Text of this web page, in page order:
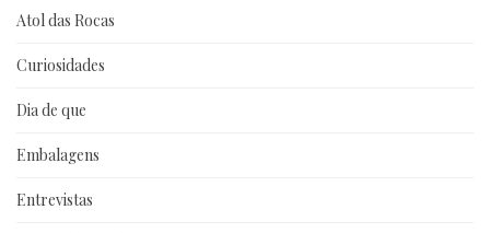
Atol das Rocas
Curiosidades
Dia de que
Embalagens
Entrevistas